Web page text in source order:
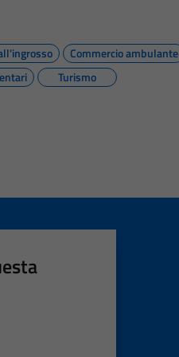
Commercio ambulante
Turismo